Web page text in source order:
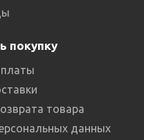
покупку
товара
данных